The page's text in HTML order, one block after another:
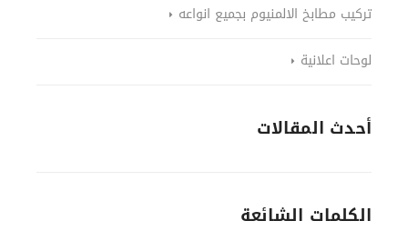
تركيب مطابخ الالمنيوم بجميع انواعه
لوحات اعلانية
أحدث المقالات
الكلمات الشائعة